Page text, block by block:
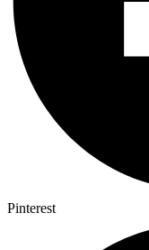
Pinterest